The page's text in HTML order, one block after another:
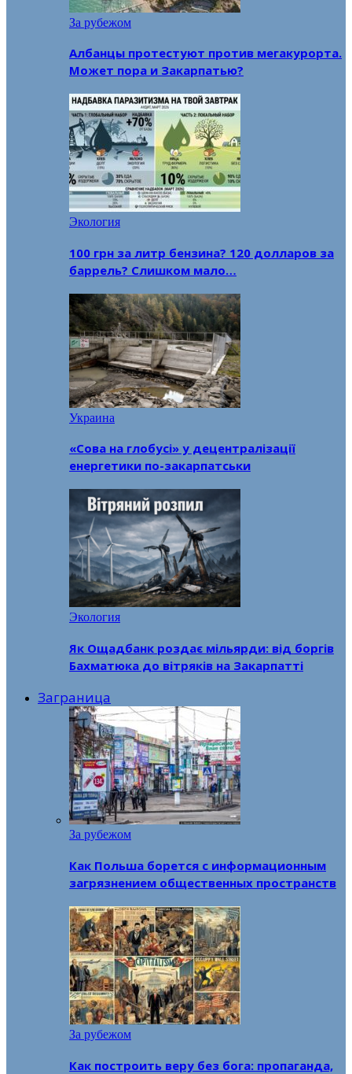
За рубежом
Албанцы протестуют против мегакурорта.
Может пора и Закарпатью?
Экология
100 грн за литр бензина? 120 долларов за
баррель? Слишком мало…
Украина
«Сова на глобусі» у децентралізації
енергетики по-закарпатськи
Экология
Як Ощадбанк роздає мільярди: від боргів
Бахматюка до вітряків на Закарпатті
Заграница
За рубежом
Как Польша борется с информационным
загрязнением общественных пространств
За рубежом
Как построить веру без бога: пропаганда,